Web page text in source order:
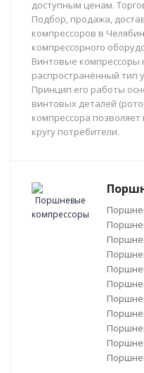
доступным ценам.
Подбор, продажа,
компрессоров в
компрессорного
Винтовые компрессоры
распространённый тип
Принцип его работы
винтовых деталей
компрессора
кругу потребители.